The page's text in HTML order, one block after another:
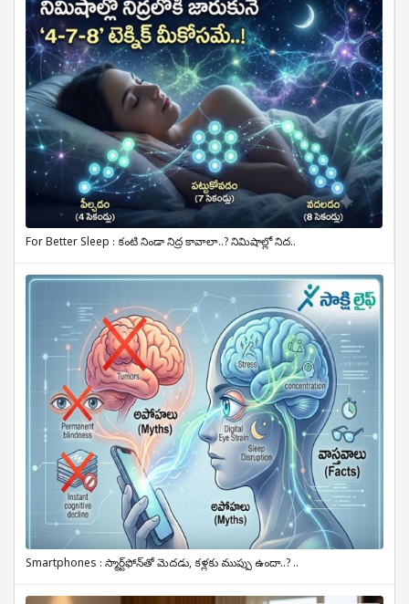
For Better Sleep : కంటి నిండా నిద్ర కావాలా..? నిమిషాల్లో నిద..
Smartphones : స్మార్ట్‌ఫోన్‌తో మెదడు, కళ్లకు ముప్పు ఉందా..? ..